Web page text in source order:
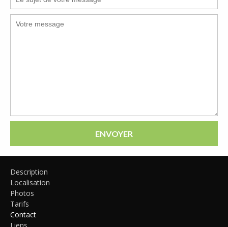
ENVOYER
Description
Localisation
Photos
Tarifs
Contact